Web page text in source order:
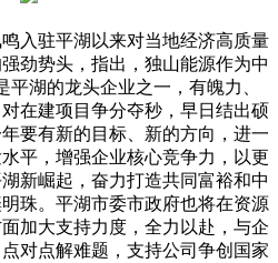
入驻平湖以来对当地经济高质量
劲势头，指出，独山能源作为中
平湖的龙头企业之一，有魄力、
在建项目争分夺秒，早日结出硕
要有新的目标、新的方向，进一
平，增强企业核心竞争力，以更
新崛起，奋力打造共同富裕和中
珠。平湖市委市政府也将在资源
加大支持力度，全力以赴，与企
对点解难题，支持公司争创国家